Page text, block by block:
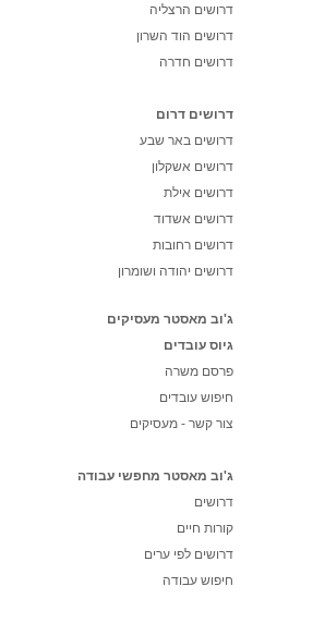
דרושים הרצליה
דרושים הוד השרון
דרושים חדרה
דרושים דרום
דרושים באר שבע
דרושים אשקלון
דרושים אילת
דרושים אשדוד
דרושים רחובות
דרושים יהודה ושומרון
ג'וב מאסטר מעסיקים
גיוס עובדים
פרסם משרה
חיפוש עובדים
צור קשר - מעסיקים
ג'וב מאסטר מחפשי עבודה
דרושים
קורות חיים
דרושים לפי ערים
חיפוש עבודה